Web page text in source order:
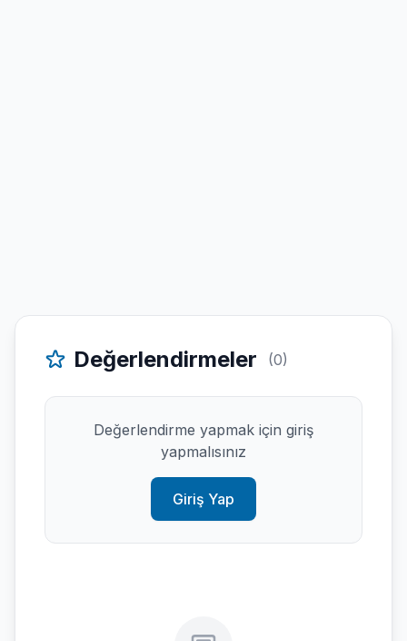
Değerlendirmeler (0)
Değerlendirme yapmak için giriş
yapmalısınız
Giriş Yap